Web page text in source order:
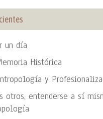
un día
Histórica
y
otros, entenderse a sí